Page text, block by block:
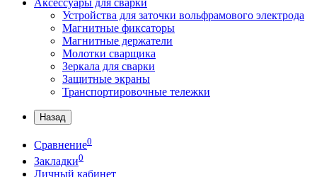
Аксессуары для сварки
Устройства для заточки вольфрамового электрода
Магнитные фиксаторы
Магнитные держатели
Молотки сварщика
Зеркала для сварки
Защитные экраны
Транспортировочные тележки
Назад
Сравнение0
Закладки0
Личный кабинет